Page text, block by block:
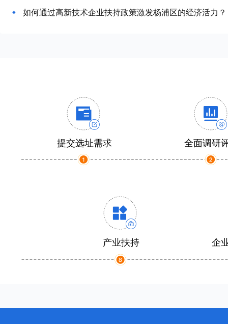
如何通过高新技术企业扶持政策激发杨浦区的经济活力？
提交选址需求 全面调研
产业扶持 企